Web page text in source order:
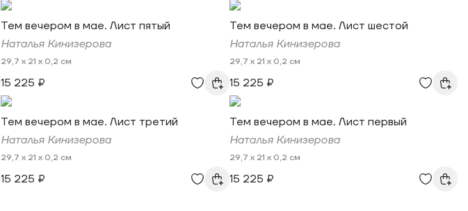
Тем вечером в мае. Лист пятый
Наталья Кинизерова
29,7 x 21 x 0,2 см
15 225 ₽
Тем вечером в мае. Лист третий
Наталья Кинизерова
29,7 x 21 x 0,2 см
15 225 ₽
Тем вечером в мае. Лист шестой
Наталья Кинизерова
29,7 x 21 x 0,2 см
15 225 ₽
Тем вечером в мае. Лист первый
Наталья Кинизерова
29,7 x 21 x 0,2 см
15 225 ₽